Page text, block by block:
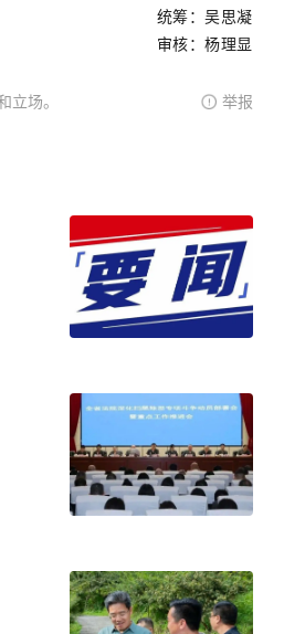
统筹：吴思凝
审核：杨理显
场。 举报